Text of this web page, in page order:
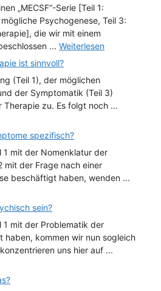
„MECSF“-Serie [Teil 1:
Psychogenese, Teil 3:
die wir mit einem
... Weiterlesen
ist sinnvoll?
(Teil 1), der möglichen
der Symptomatik (Teil 3)
Therapie zu. Es folgt noch ...
spezifisch?
1 mit der Nomenklatur der
mit der Frage nach einer
beschäftigt haben, wenden ...
sein?
1 mit der Problematik der
haben, kommen wir nun sogleich
uns hier auf ...